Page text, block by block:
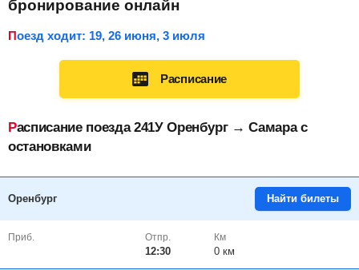
бронирование онлайн
Поезд ходит: 19, 26 июня, 3 июля
Расписание
Расписание поезда 241У Оренбург → Самара с
остановками
Оренбург Найти билеты
Приб. Отпр.
12:30
Км
0 км